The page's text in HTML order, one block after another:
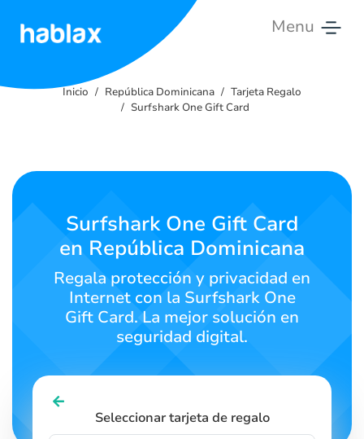
Menu
Tarifas
Español
SIGN INSIGN UP
Inicio República Dominicana
Tarjeta Regalo
Surfshark One Gift Card
Surfshark One Gift Card
en República Dominicana
Regala protección y privacidad en
Internet con la Surfshark One
Gift Card. La mejor solución en
seguridad digital.
Seleccionar tarjeta de regalo